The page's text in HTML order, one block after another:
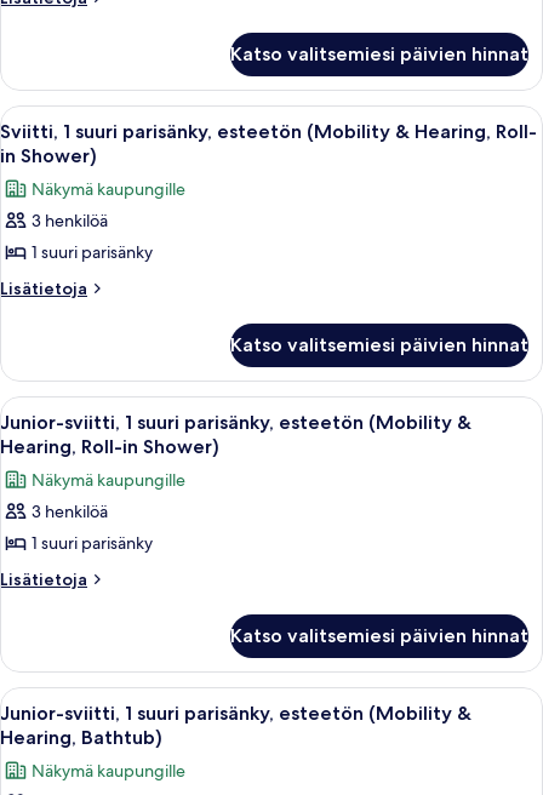
esteetön
(Mobility
&
Hearing,
Roll-
in
Shower)
kuvat
2
keskisuurta
parisänkyä,
esteetön
&
Hearing,
in
Shower)
Katso valitsemiesi päivien hinnat
Avaa
kaikki
huonetyypin
Sviitti,
1
suuri
parisänky,
&
Hearing,
Roll-
in
Shower)
kuvat
Hotellihuone, jossa on suuri sänky,
6
Sviitti, 1 suuri parisänky, esteetön (Mobility & Hearing, Roll-
in Shower)
Näkymä kaupungille
3 henkilöä
1 suuri parisänky
Lisätietoja
Lisätietoja
suuri
parisänky,
esteetön
(Mobility
Hearing,
Roll-
Shower)
Katso valitsemiesi päivien hinnat
Avaa
kaikki
huonetyypin
Junior-
sviitti,
1
suuri
(Mobility
&
Hearing,
Roll-
in
Hotellihuone, jossa on suuri sänky,
9
Junior-sviitti, 1 suuri parisänky, esteetön (Mobility &
Hearing, Roll-in Shower)
Näkymä kaupungille
3 henkilöä
1 suuri parisänky
Lisätietoja
Lisätietoja
1
suuri
parisänky,
esteetön
(Mobility
&
Katso valitsemiesi päivien hinnat
Avaa
kaikki
huonetyypin
Junior-
Hotellihuone, jossa on suuri sänky,
7
Junior-sviitti, 1 suuri parisänky, esteetön (Mobility &
Hearing, Bathtub)
Näkymä kaupungille